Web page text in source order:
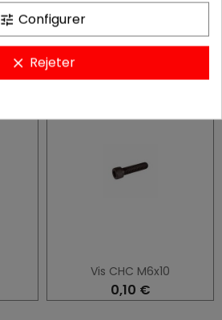
Ecrou freiné M12x150
Vis CHC M6x10
0,10 €
tune Configurer
clear Rejeter